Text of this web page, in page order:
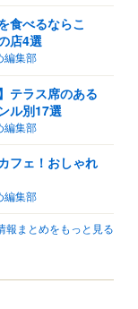
食べるならこ
店4選
編集部
テラス席のある
ル別17選
編集部
フェ！おしゃれ
編集部
報まとめをもっと見る